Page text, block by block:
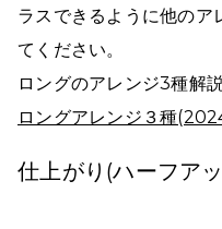
ラスできるように他のア
てください。
ロングのアレンジ3種解
ロングアレンジ３種
仕上がり(ハーフア